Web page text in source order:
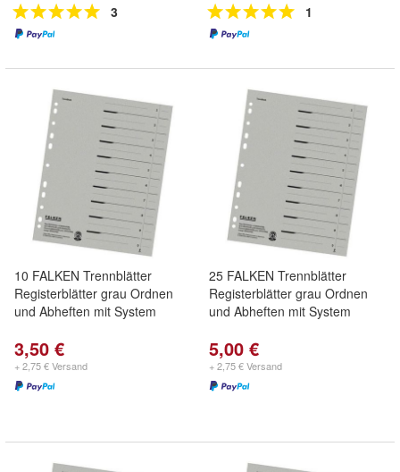
3 1
10 FALKEN Trennblätter
Registerblätter grau Ordnen
und Abheften mit System
3,50 €
+ 2,75 € Versand
25 FALKEN Trennblätter
Registerblätter grau Ordnen
und Abheften mit System
5,00 €
+ 2,75 € Versand